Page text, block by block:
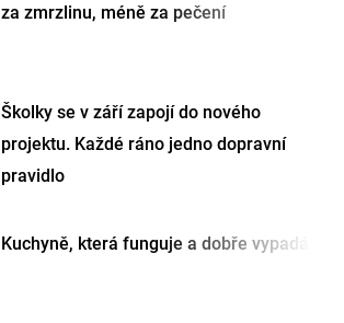
za zmrzlinu, méně za pečení
Školky se v září zapojí do nového
projektu. Každé ráno jedno dopravní
pravidlo
Kuchyně, která funguje a dobře vypadá